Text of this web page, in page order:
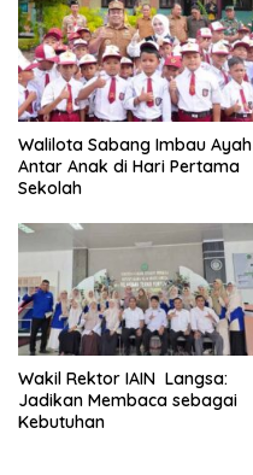
Walilota Sabang Imbau Ayah
Antar Anak di Hari Pertama
Sekolah
Wakil Rektor IAIN Langsa:
Jadikan Membaca sebagai
Kebutuhan